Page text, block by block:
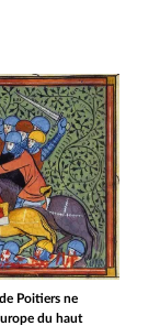
Poitiers ne
du haut